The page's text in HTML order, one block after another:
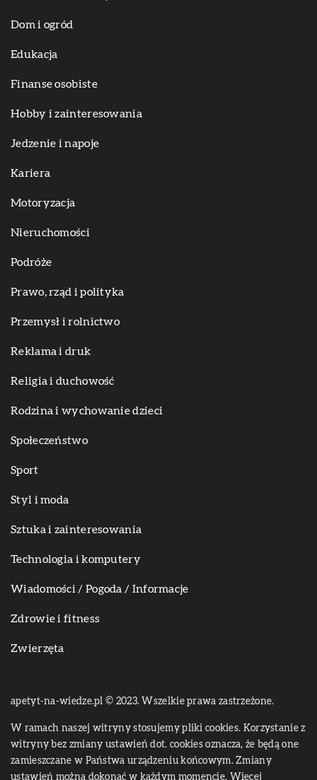
Dom i ogród
Edukacja
Finanse osobiste
Hobby i zainteresowania
Jedzenie i napoje
Kariera
Motoryzacja
Nieruchomości
Podróże
Prawo, rząd i polityka
Przemysł i rolnictwo
Reklama i druk
Religia i duchowość
Rodzina i wychowanie dzieci
Społeczeństwo
Sport
Styl i moda
Sztuka i zainteresowania
Technologia i komputery
Wiadomości / Pogoda / Informacje
Zdrowie i fitness
Zwierzęta
apetyt-na-wiedze.pl © 2023. Wszelkie prawa zastrzeżone.
W ramach naszej witryny stosujemy pliki cookies. Korzystanie z
witryny bez zmiany ustawień dot. cookies oznacza, że będą one
zamieszczane w Państwa urządzeniu końcowym. Zmiany
ustawień można dokonać w każdym momencie. Więcej